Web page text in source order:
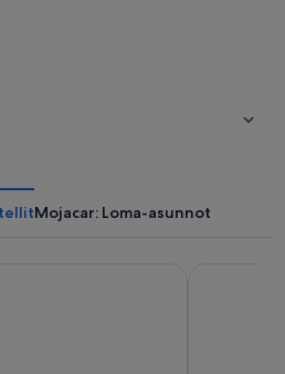
Mojacar: Loma-asunnot